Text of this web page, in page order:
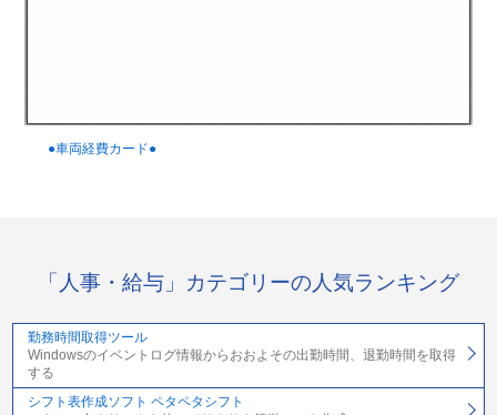
●車両経費カード●
「人事・給与」カテゴリーの人気ランキング
勤務時間取得ツール
Windowsのイベントログ情報からおおよその出勤時間、退勤時間を取得
する
シフト表作成ソフト ペタペタシフト